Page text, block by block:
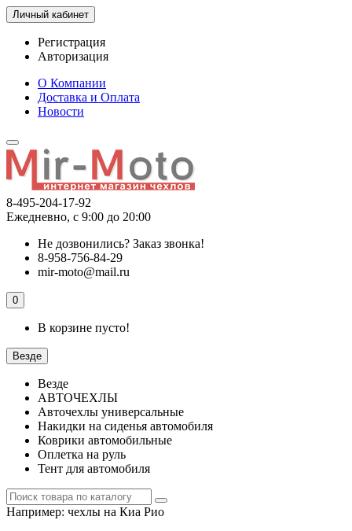
Личный кабинет
Регистрация
Авторизация
О Компании
Доставка и Оплата
Новости
8-495-204-17-92
Ежедневно, с 9:00 до 20:00
Не дозвонились? Заказ звонка!
8-958-756-84-29
mir-moto@mail.ru
0
В корзине пусто!
Везде
Везде
АВТОЧЕХЛЫ
Авточехлы универсальные
Накидки на сиденья автомобиля
Коврики автомобильные
Оплетка на руль
Тент для автомобиля
Например: чехлы на Киа Рио